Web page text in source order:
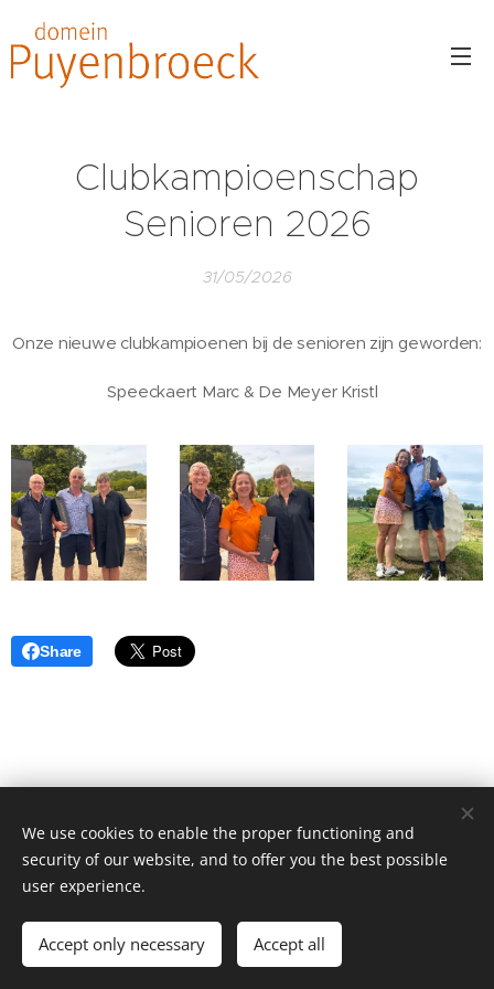
Clubkampioenschap
Senioren 2026
31/05/2026
Onze nieuwe clubkampioenen bij de senioren zijn geworden:
Speeckaert Marc & De Meyer Kristl
Share
Golf Puyenbroeck | 2022
Powered by
Webnode Cookies
We use cookies to enable the proper functioning and
security of our website, and to offer you the best possible
user experience.
Accept only necessary Accept all